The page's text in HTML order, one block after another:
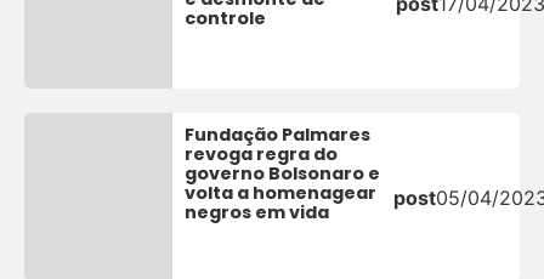
controle
Fundação Palmares
revoga regra do
governo Bolsonaro e
volta a homenagear
negros em vida
post05/04/